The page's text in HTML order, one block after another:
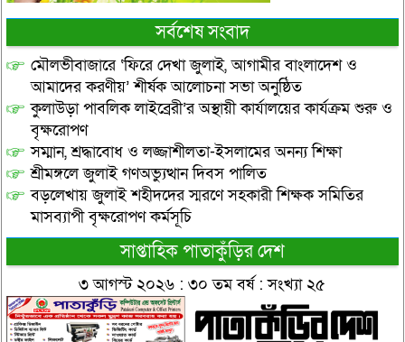
সর্বশেষ সংবাদ
মৌলভীবাজারে ‘ফিরে দেখা জুলাই, আগামীর বাংলাদেশ ও
আমাদের করণীয়’ শীর্ষক আলোচনা সভা অনুষ্ঠিত
কুলাউড়া পাবলিক লাইব্রেরী’র অস্থায়ী কার্যালয়ের কার্যক্রম শুরু ও
বৃক্ষরোপণ
সম্মান, শ্রদ্ধাবোধ ও লজ্জাশীলতা-ইসলামের অনন্য শিক্ষা
শ্রীমঙ্গলে জুলাই গণঅভ্যুত্থান দিবস পালিত
বড়লেখায় জুলাই শহীদদের স্মরণে সহকারী শিক্ষক সমিতির
মাসব্যাপী বৃক্ষরোপণ কর্মসূচি
সাপ্তাহিক পাতাকুঁড়ির দেশ
৩ আগস্ট ২০২৬ : ৩০ তম বর্ষ : সংখ্যা ২৫